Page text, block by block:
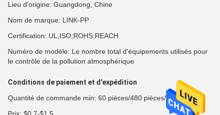
Lieu d'origine: Guangdong, Chine
Nom de marque: LINK-PP
Certification: UL,ISO,ROHS,REACH
Numéro de modèle: Le nombre total d'équipements utilisés pour
le contrôle de la pollution atmosphérique
Conditions de paiement et d'expédition
Quantité de commande min: 60 pièces/480 pièces/1920 pièces